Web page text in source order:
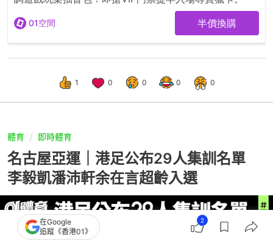
1 0 0 0 0
體育 即時體育
名古屋亞運｜港足公布29人集訓名單
李毅凱潘沛軒余在言超齡入選
在Google
追蹤《香港01》
2